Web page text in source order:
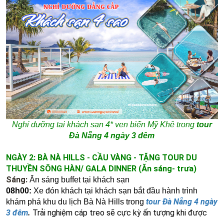
Nghỉ dưỡng tại khách sạn 4* ven biển Mỹ Khê trong tour
Đà Nẵng 4 ngày 3 đêm
NGÀY 2: BÀ NÀ HILLS - CẦU VÀNG - TẶNG TOUR DU
THUYỀN SÔNG HÀN/ GALA DINNER (Ăn sáng- trưa)
Sáng: Ăn sáng buffet tại khách sạn
08h00: Xe đón khách tại khách sạn bắt đầu hành trình
khám phá khu du lịch Bà Nà Hillstrongtour Đà Nẵng 4 ngày
3 đêm. Trải nghiệm cáp treo sẽ cực kỳ ấn tượng khi được